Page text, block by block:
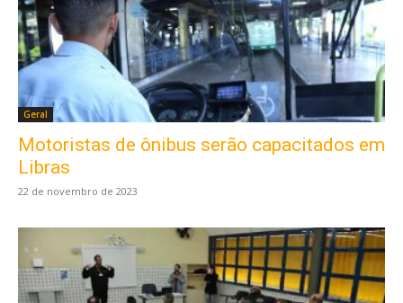
Geral
Motoristas de ônibus serão capacitados em
Libras
22 de novembro de 2023